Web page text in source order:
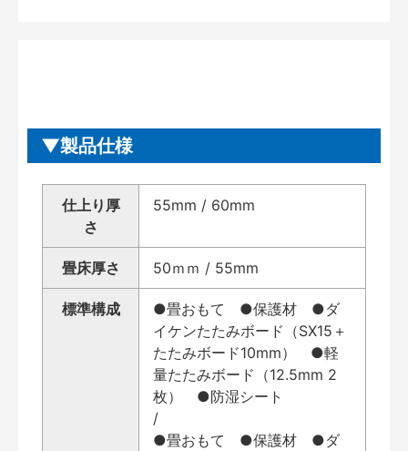
製品仕様
仕上り厚
さ
55mm / 60mm
畳床厚さ 50ｍｍ / 55mm
標準構成
●畳おもて ●保護材 ●ダ
イケンたたみボード（SX15＋
たたみボード10mm） ●軽
量たたみボード（12.5mm 2
枚） ●防湿シート
/
●畳おもて ●保護材 ●ダ